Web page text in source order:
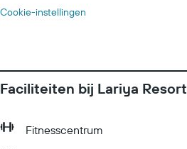
Cookie-instellingen
Faciliteiten bij Lariya Resort
Fitnesscentrum